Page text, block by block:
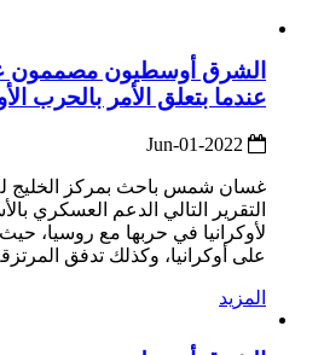
الشرق أوسطيون مصممون
عندما بتعلق الأمر بالحرب
غسان شمس باحث بمركز الخليج
التقرير التالي الدعم العسكري
لأوكرانيا في حربها مع روسيا،
على أوكرانيا، وكذلك تدفق
المزيد